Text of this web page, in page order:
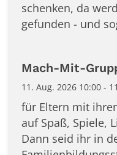
schenken, da
gefunden - und
Mach-Mit-
11. Aug. 2026 10:00 -
für Eltern mit
auf Spaß, Spiele,
Dann seid ihr in